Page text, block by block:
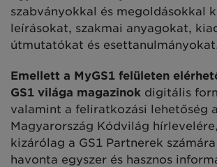
szabványokkal és megoldásokkal
leírásokat, szakmai anyagokat,
útmutatókat és
Emellett a MyGS1 felületen
GS1 világa magazinok digitális
valamint a feliratkozási lehetőség
Magyarország Kódvilág
kizárólag a GS1 Partnerek
havonta egyszer és hasznos